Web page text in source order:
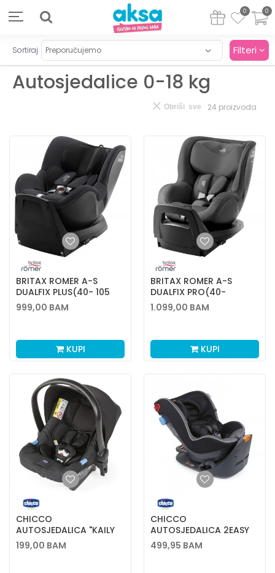
0
0
Autosjedalice 0-18 kg
Sortiraj Filteri
24 proizvoda
Obriši sve
BRITAX ROMER A-S
DUALFIX PLUS(40- 105
CM) MIDGREY
999,00 BAM
KUPI
BRITAX ROMER A-S
DUALFIX PRO(40-
105CM),MINERALGREY
1.099,00 BAM
KUPI
CHICCO
AUTOSJEDALICA "KAILY
SA BAZOM BEST FRIEND
PRO
199,00 BAM
CHICCO
AUTOSJEDALICA 2EASY
GR. 0+/1 (0-18 KG)
SILVER
499,95 BAM